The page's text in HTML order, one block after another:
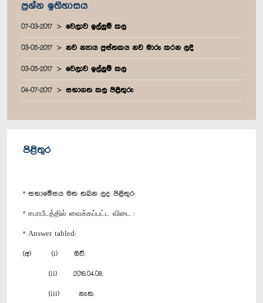
ප්‍රශ්න ඉතිහාසය
07-03-2017 වෙලාව ඉල්ලුම් කල
03-05-2017 නව න්‍යාය පුස්තකය නව මාරු කරන ලදී
03-05-2017 වෙලාව ඉල්ලුම් කල
04-07-2017 සභාගත කල පිළිතුරු
පිළිතුර
* සභාමේසය මත තබන ලද පිළිතුර:
* சபாபீடத்தில் வைக்கப்பட்ட விடை :
* Answer tabled:
(අ) (i) ඔව්.
(ii) 2016.04.08.
(iii) නැත.